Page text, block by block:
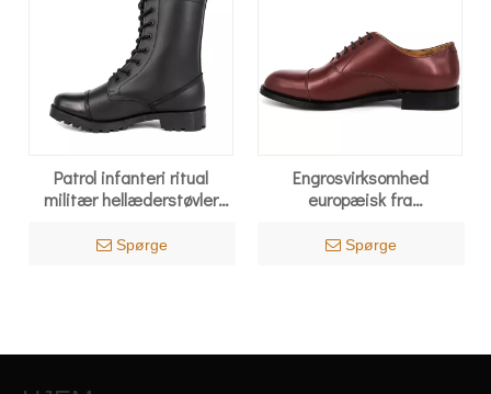
Patrol infanteri ritual
militær hellæderstøvler
Spørge
Engrosvirksomhed
europæisk fra
1279
Spørge